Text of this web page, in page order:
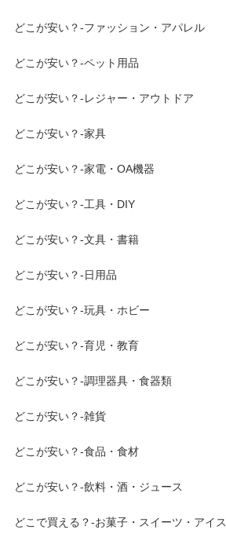
どこが安い？-ファッション・アパレル
どこが安い？-ペット用品
どこが安い？-レジャー・アウトドア
どこが安い？-家具
どこが安い？-家電・OA機器
どこが安い？-工具・DIY
どこが安い？-文具・書籍
どこが安い？-日用品
どこが安い？-玩具・ホビー
どこが安い？-育児・教育
どこが安い？-調理器具・食器類
どこが安い？-雑貨
どこが安い？-食品・食材
どこが安い？-飲料・酒・ジュース
どこで買える？-お菓子・スイーツ・アイス